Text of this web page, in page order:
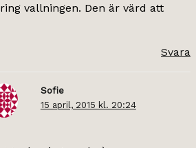
vallningen. Den är värd att
Svara
Sofie
15 april, 2015 kl. 20:24